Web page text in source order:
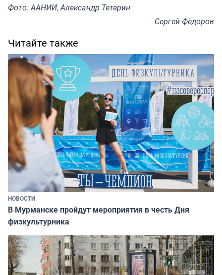
Фото: ААНИИ, Александр Тетерин
Сергей Фёдоров
Читайте также
НОВОСТИ
В Мурманске пройдут мероприятия в честь Дня
физкультурника